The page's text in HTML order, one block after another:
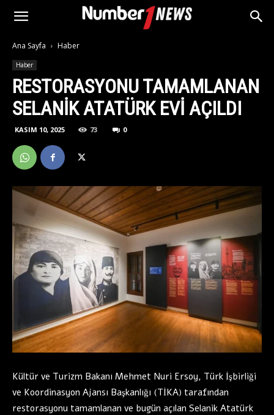
Ana Sayfa Haber
Haber
RESTORASYONU TAMAMLANAN
SELANIK ATATÜRK EVI AÇILDI
KASIM 10, 2025 73 0
Kültür ve Turizm Bakanı Mehmet Nuri Ersoy, Türk İşbirliği
ve Koordinasyon Ajansı Başkanlığı (TİKA) tarafından
restorasyonu tamamlanan ve bugün açılan Selanik Atatürk